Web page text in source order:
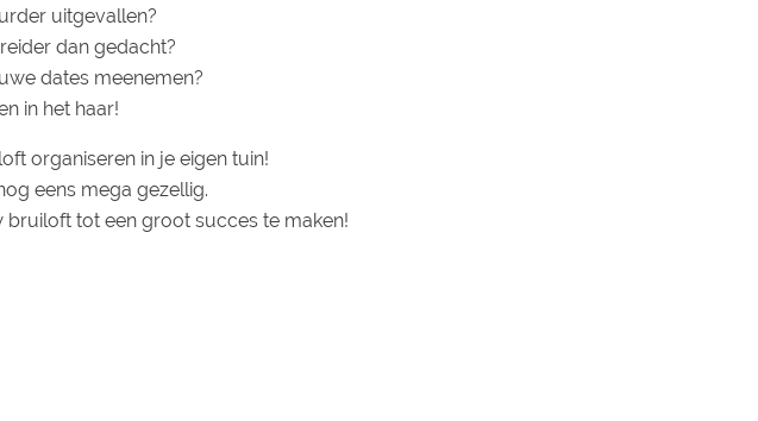
uitgevallen?
dan gedacht?
dates meenemen?
in het haar!
organiseren in je eigen tuin!
eens mega gezellig.
tot een groot succes te maken!